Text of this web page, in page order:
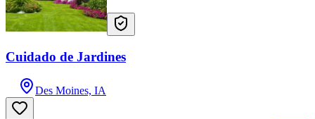
Cuidado de Jardines
Des Moines, IA